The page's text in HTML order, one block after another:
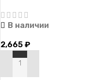
В наличии
2,665 ₽
В КОРЗИНУ